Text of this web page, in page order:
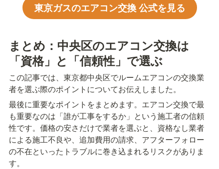
東京ガスのエアコン交換 公式を見る
まとめ：中央区のエアコン交換は
「資格」と「信頼性」で選ぶ
この記事では、東京都中央区でルームエアコンの交換業
者を選ぶ際のポイントについてお伝えしました。
最後に重要なポイントをまとめます。エアコン交換で最
も重要なのは「誰が工事をするか」という施工者の信頼
性です。価格の安さだけで業者を選ぶと、資格なし業者
による施工不良や、追加費用の請求、アフターフォロー
の不在といったトラブルに巻き込まれるリスクがありま
す。